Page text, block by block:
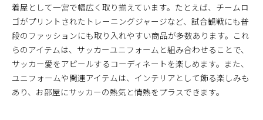
着屋として一宮で幅広く取り揃えています。たとえば、チームロ
ゴがプリントされたトレーニングジャージなど、試合観戦にも普
段のファッションにも取り入れやすい商品が多数あります。これ
らのアイテムは、サッカーユニフォームと組み合わせることで、
サッカー愛をアピールするコーディネートを楽しめます。また、
ユニフォームや関連アイテムは、インテリアとして飾る楽しみも
あり、お部屋にサッカーの熱気と情熱をプラスできます。